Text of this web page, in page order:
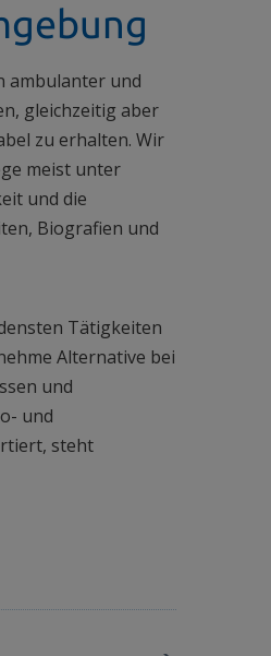
ambulanter und
gleichzeitig aber
zu erhalten. Wir
meist unter
und die
Biografien und
Tätigkeiten
Alternative bei
und
und
steht